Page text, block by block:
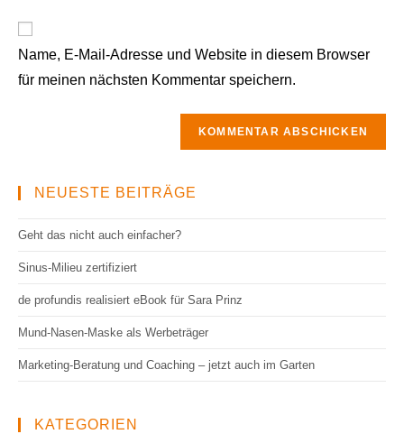
ein
Kommentieren
ein
URL
ein
(optional)
Name, E-Mail-Adresse und Website in diesem Browser
für meinen nächsten Kommentar speichern.
NEUESTE BEITRÄGE
Geht das nicht auch einfacher?
Sinus-Milieu zertifiziert
de profundis realisiert eBook für Sara Prinz
Mund-Nasen-Maske als Werbeträger
Marketing-Beratung und Coaching – jetzt auch im Garten
KATEGORIEN